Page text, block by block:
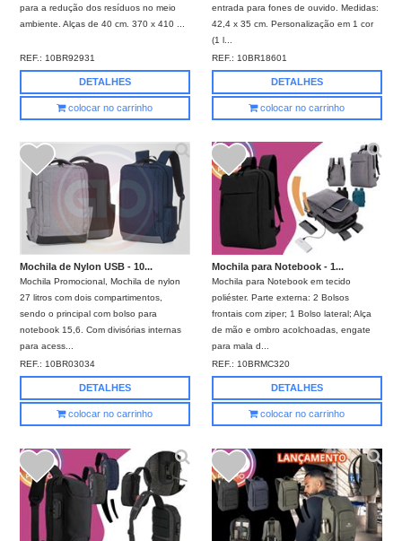
para a redução dos resíduos no meio
ambiente. Alças de 40 cm. 370 x 410 ...
REF.: 10BR92931
DETALHES
colocar no carrinho
entrada para fones de ouvido. Medidas:
42,4 x 35 cm. Personalização em 1 cor
(1 l...
REF.: 10BR18601
DETALHES
colocar no carrinho
Mochila de Nylon USB - 10...
Mochila Promocional, Mochila de nylon
27 litros com dois compartimentos,
sendo o principal com bolso para
notebook 15,6. Com divisórias internas
para acess...
REF.:10BR03034
DETALHES
colocar no carrinho
Mochila para Notebook - 1...
Mochila para Notebook em tecido
poliéster. Parte externa: 2 Bolsos
frontais com ziper; 1 Bolso lateral; Alça
de mão e ombro acolchoadas, engate
para mala d...
REF.:10BRMC320
DETALHES
colocar no carrinho